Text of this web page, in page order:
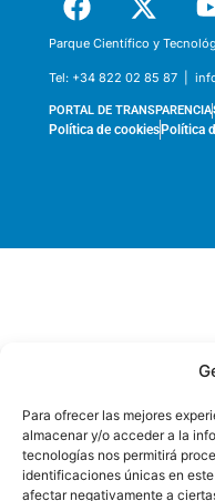
Para ofrecer las mejores
almacenar y/o acceder a la
tecnologías nos permitirá
identificaciones únicas en
afectar negativamente a
Parque Científico y
Tel: +34 822 02 85 87 |
PORTAL DE TRANSPARENCIA
Política de cookies Política